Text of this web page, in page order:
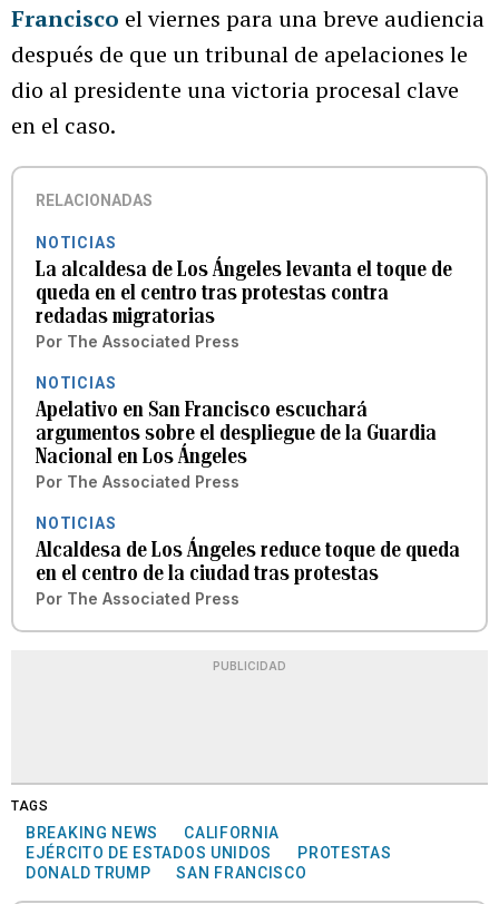
Francisco el viernes para una breve audiencia
después de que un tribunal de apelaciones le
dio al presidente una victoria procesal clave
en el caso.
RELACIONADAS
NOTICIAS
La alcaldesa de Los Ángeles levanta el toque de
queda en el centro tras protestas contra
redadas migratorias
Por The Associated Press
NOTICIAS
Apelativo en San Francisco escuchará
argumentos sobre el despliegue de la Guardia
Nacional en Los Ángeles
Por The Associated Press
NOTICIAS
Alcaldesa de Los Ángeles reduce toque de queda
en el centro de la ciudad tras protestas
Por The Associated Press
PUBLICIDAD
TAGS
BREAKING NEWS
CALIFORNIA
EJÉRCITO DE ESTADOS UNIDOS
PROTESTAS
DONALD TRUMP
SAN FRANCISCO